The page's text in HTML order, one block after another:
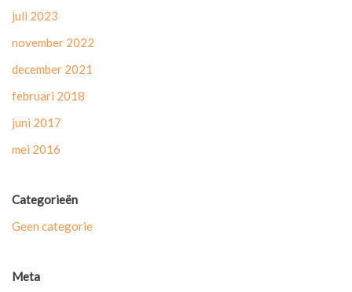
juli 2023
november 2022
december 2021
februari 2018
juni 2017
mei 2016
Categorieën
Geen categorie
Meta